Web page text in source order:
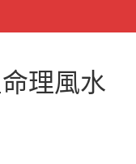
理風水